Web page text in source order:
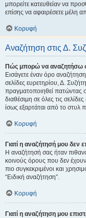
μπορείτε κατευθείαν να
επίσης να αφαιρέσετε μέλη
Κορυφή
Αναζήτηση στις Δ.
Πώς μπορώ να αναζητήσω
Εισάγετε έναν όρο
σελίδες ευρετηρίου, Δ.
πραγματοποιηθεί πατώντας
διαθέσιμη σε όλες τις
ίσως εξαρτάται από το στυλ
Κορυφή
Γιατί η αναζήτησή μου δεν
Η αναζήτησή σας ήταν
κοινούς όρους που δεν
πιο συγκεκριμένοι και
“Ειδική αναζήτηση”.
Κορυφή
Γιατί η αναζήτηση μου